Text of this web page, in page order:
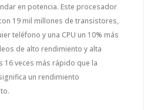
en potencia. Este procesador
19 mil millones de transistores,
teléfono y una CPU un 10% más
de alto rendimiento y alta
16 veces más rápido que la
un rendimiento